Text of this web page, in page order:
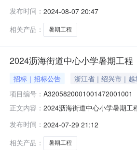
示如下：名次中标候选人下浮
08
发布时间： 2024-08-07 20:47
相关产品：
暑期工程
2024沥海街道中心小学暑期工程
招标｜招标公告 浙江省｜绍兴市｜越
项目编号： A3205820001001472001001
正文内容： 2024沥海街道中心小学暑期工
准)。3、招标范围:施工图和预
求1、投标人
发布时间： 2024-07-29 21:12
相关产品：
暑期工程